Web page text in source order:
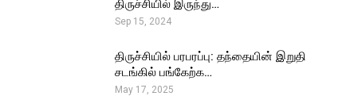
திருச்சியில் இருந்து…
Sep 15, 2024
திருச்சியில் பரபரப்பு: தந்தையின் இறுதி
சடங்கில் பங்கேற்க…
May 17, 2025